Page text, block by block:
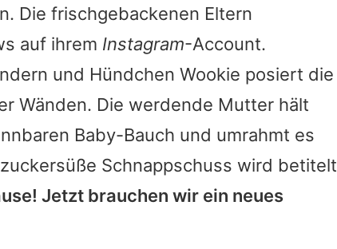
Die frischgebackenen Eltern
auf ihrem Instagram-Account.
und Hündchen Wookie posiert die
Wänden. Die werdende Mutter hält
Baby-Bauch und umrahmt es
Schnappschuss wird betitelt
Jetzt brauchen wir ein neues